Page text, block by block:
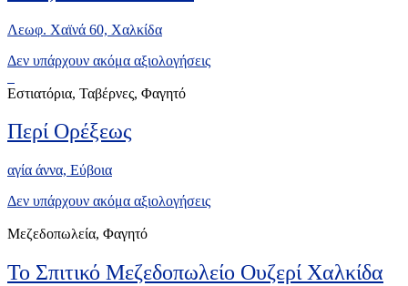
Λεωφ. Χαϊνά 60, Χαλκίδα
Δεν υπάρχουν ακόμα αξιολογήσεις
Εστιατόρια, Ταβέρνες, Φαγητό
Περί Ορέξεως
αγία άννα, Eύβοια
Δεν υπάρχουν ακόμα αξιολογήσεις
Μεζεδοπωλεία, Φαγητό
Το Σπιτικό Μεζεδοπωλείο Ουζερί Χαλκίδα